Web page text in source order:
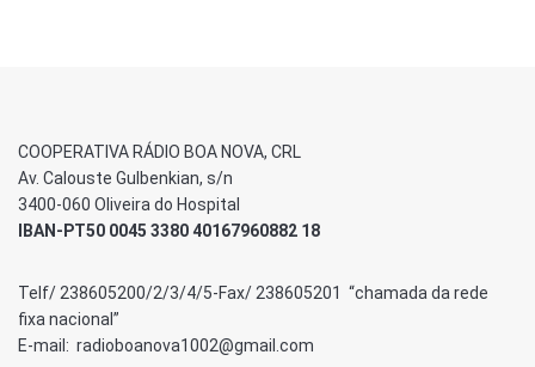
COOPERATIVA RÁDIO BOA NOVA, CRL
Av. Calouste Gulbenkian, s/n
3400-060 Oliveira do Hospital
IBAN-PT50 0045 3380 40167960882 18
Telf/ 238605200/2/3/4/5-Fax/ 238605201 “chamada da rede
fixa nacional”
E-mail: radioboanova1002@gmail.com